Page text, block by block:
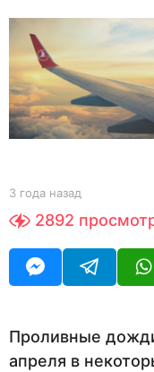
д
г
о
д
а
а
з
b
e
d
t
3 года назад
о
а
н
д
2892
Проливные
апреля в